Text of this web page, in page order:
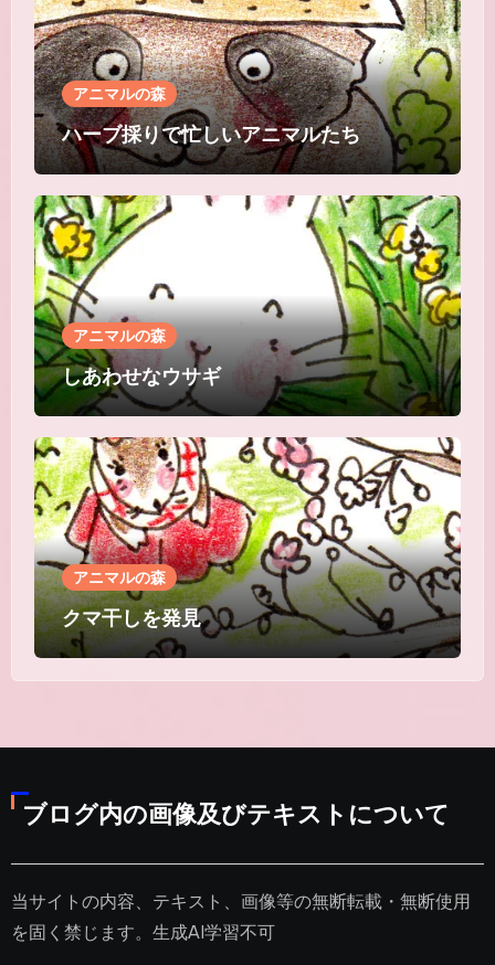
アニマルの森
ハーブ採りで忙しいアニマルたち
アニマルの森
しあわせなウサギ
アニマルの森
クマ干しを発見
ブログ内の画像及びテキストについて
当サイトの内容、テキスト、画像等の無断転載・無断使用
を固く禁じます。生成AI学習不可